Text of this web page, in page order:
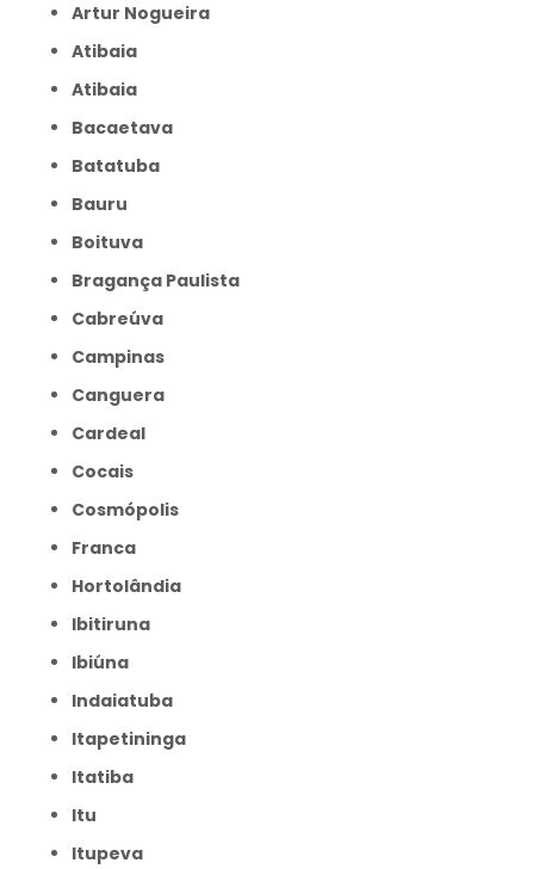
Artur Nogueira
Atibaia
Atibaia
Bacaetava
Batatuba
Bauru
Boituva
Bragança Paulista
Cabreúva
Campinas
Canguera
Cardeal
Cocais
Cosmópolis
Franca
Hortolândia
Ibitiruna
Ibiúna
Indaiatuba
Itapetininga
Itatiba
Itu
Itupeva